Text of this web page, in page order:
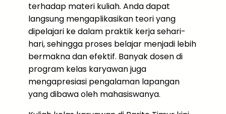
terhadap materi kuliah. Anda dapat
langsung mengaplikasikan teori yang
dipelajari ke dalam praktik kerja sehari-
hari, sehingga proses belajar menjadi lebih
bermakna dan efektif. Banyak dosen di
program kelas karyawan juga
mengapresiasi pengalaman lapangan
yang dibawa oleh mahasiswanya.